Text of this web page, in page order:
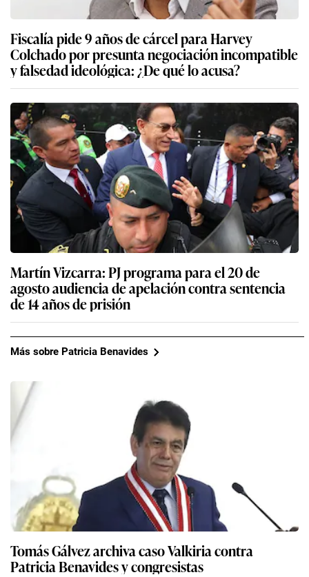
Fiscalía pide 9 años de cárcel para Harvey
Colchado por presunta negociación incompatible
y falsedad ideológica: ¿De qué lo acusa?
Martín Vizcarra: PJ programa para el 20 de
agosto audiencia de apelación contra sentencia
de 14 años de prisión
Más sobre Patricia Benavides
Tomás Gálvez archiva caso Valkiria contra
Patricia Benavides y congresistas